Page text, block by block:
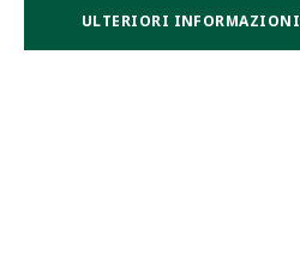
ULTERIORI INFORMAZIONI